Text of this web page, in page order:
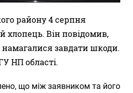
району 4 серпня
хлопець. Він повідомив,
завдати шкоди.
НП області.
що між заявником та його